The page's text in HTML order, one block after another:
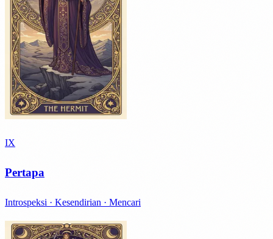
IX
Pertapa
Introspeksi · Kesendirian · Mencari